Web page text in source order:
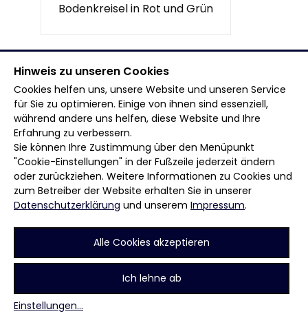
Bodenkreisel in Rot und Grün
Wilde Hummel 3er von Nico
Großer Bodenkreisel mit
Farbwechsel und Brummgeräusch
Strobe Flash 3er von Nico
Helles Flash-Blitzlicht mit Crackling
Hinweis zu unseren Cookies
Cookies helfen uns, unsere Website und unseren Service
für Sie zu optimieren. Einige von ihnen sind essenziell,
während andere uns helfen, diese Website und Ihre
Erfahrung zu verbessern.
Sie können Ihre Zustimmung über den Menüpunkt
"Cookie-Einstellungen" in der Fußzeile jederzeit ändern
oder zurückziehen. Weitere Informationen zu Cookies und
zum Betreiber der Website erhalten Sie in unserer
Datenschutzerklärung und unserem Impressum.
Einstellungen...
Ich lehne ab
Alle Cookies akzeptieren